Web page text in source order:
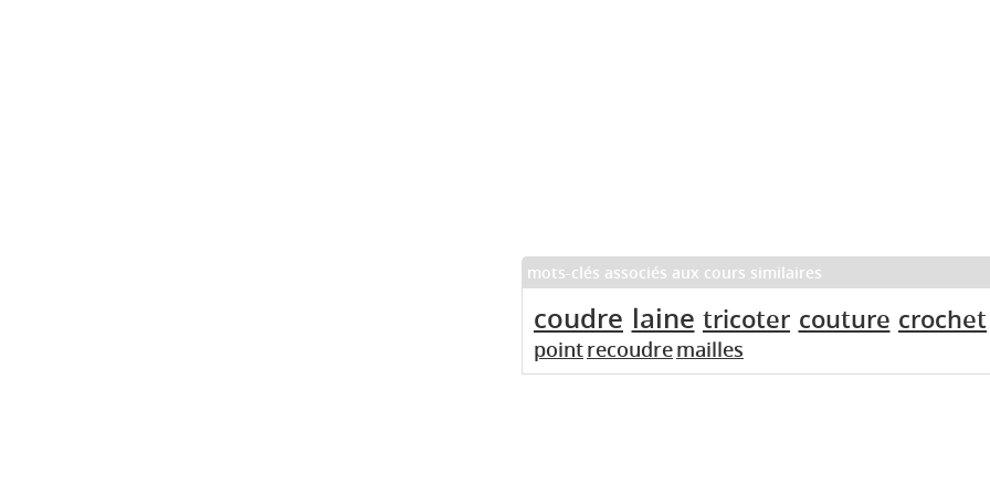
mots-clés associés aux cours similaires
coudre laine tricoter couture crochet
pointrecoudremailles